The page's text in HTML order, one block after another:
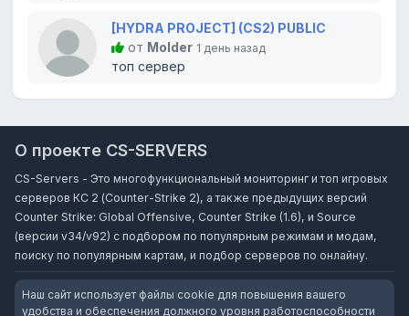
[HYDRA PROJECT] (CS2) PUBLIC
от Molder 1 день назад
топ сервер
О проекте CS-SERVERS
CS-Servers - Это многофункциональный мониторинг и топ игровых
серверов КС 2 (Counter-Strike 2), а также предыдущих версий
Counter Strike: Global Offensive, Counter Strike (1.6), и Source
(версии v34/v92) с подбором по популярным режимам и модам,
поиску по популярным картам, и подбор серверов по онлайну.
Наш сайт использует файлы cookie для повышения вашего
удобства и обеспечения должного уровня работоспособности